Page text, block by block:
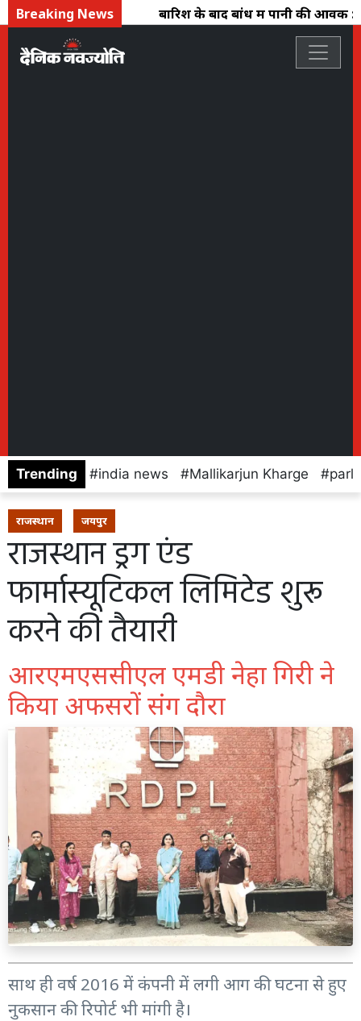
Breaking News बारिश के बाद बांध में पानी की आवक :
Trending india news Mallikarjun Kharge
राजस्थान जयपुर
राजस्थान ड्रग एंड
फार्मास्यूटिकल लिमिटेड शुरू
करने की तैयारी
आरएमएससीएल एमडी नेहा गिरी ने
किया अफसरों संग दौरा
साथ ही वर्ष 2016 में कंपनी में लगी आग की घटना से हुए
नुकसान की रिपोर्ट भी मांगी है।